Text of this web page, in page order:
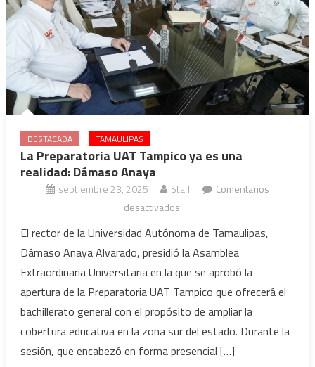
DESTACADA TAMAULIPAS
La Preparatoria UAT Tampico ya es una
realidad: Dámaso Anaya
septiembre 23, 2025 Staff
Comentarios
desactivadosen
Preparatoria
UAT
Tampico
ya
es
una
realidad:
El rector de la Universidad Autónoma de Tamaulipas,
Dámaso Anaya Alvarado, presidió la Asamblea
Extraordinaria Universitaria en la que se aprobó la
apertura de la Preparatoria UAT Tampico que ofrecerá el
bachillerato general con el propósito de ampliar la
cobertura educativa en la zona sur del estado. Durante la
sesión, que encabezó en forma presencial […]